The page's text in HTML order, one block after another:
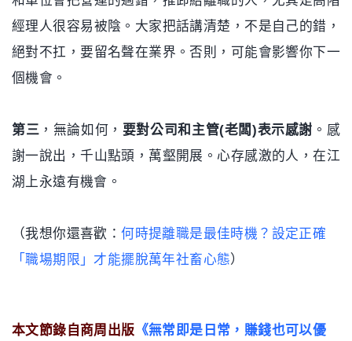
經理人很容易被陰。大家把話講清楚，不是自己的錯，
絕對不扛，要留名聲在業界。否則，可能會影響你下一
個機會。
第三 ，無論如何， 要對公司和主管(老闆)表示感謝 。感
謝一說出，千山點頭，萬壑開展。心存感激的人，在江
湖上永遠有機會。
（我想你還喜歡：何時提離職是最佳時機？設定正確
「職場期限」才能擺脫萬年社畜心態）
本文節錄自商周出版 《無常即是日常，賺錢也可以優